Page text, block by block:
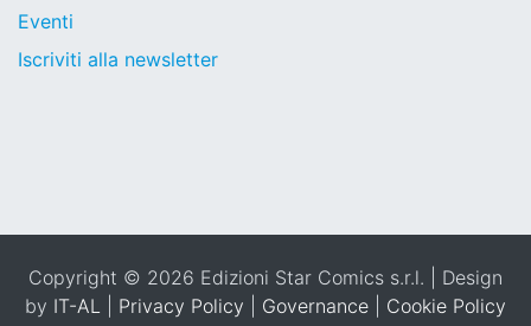
Eventi
Iscriviti alla newsletter
Copyright © 2026 Edizioni Star Comics s.r.l. | Design
by IT-AL Privacy Policy Governance Cookie Policy